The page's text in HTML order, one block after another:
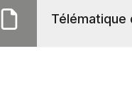
Télématique